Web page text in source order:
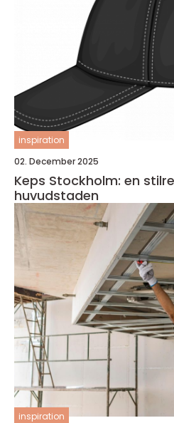
inspiration
02. December 2025
Keps Stockholm: en
huvudstaden
inspiration